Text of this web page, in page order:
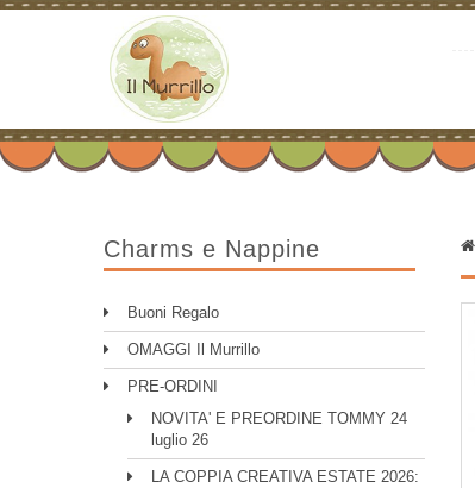
Charms e Nappine
Buoni Regalo
OMAGGI Il Murrillo
PRE-ORDINI
NOVITA' E PREORDINE TOMMY 24
luglio 26
LA COPPIA CREATIVA ESTATE 2026: